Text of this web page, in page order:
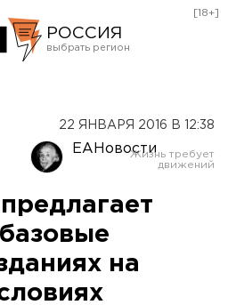
РОССИЯ
Оренбург
[18+]
22 ЯНВАРЯ 2016 В 12:38
ЕАНовости
на